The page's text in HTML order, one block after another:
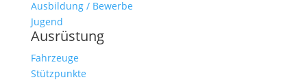
Ausbildung / Bewerbe
Jugend
Ausrüstung
Fahrzeuge
Stützpunkte